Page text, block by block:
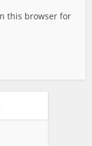
this browser for